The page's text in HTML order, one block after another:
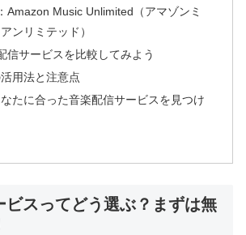
Amazon Music Unlimited（アマゾンミ
ンリミテッド）
信サービスを比較してみよう
用法と注意点
たに合った音楽配信サービスを見つけ
ビスってどう選ぶ？まずは無